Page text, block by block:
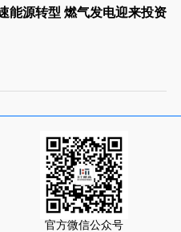
燃气发电迎来投资
官方微信公众号